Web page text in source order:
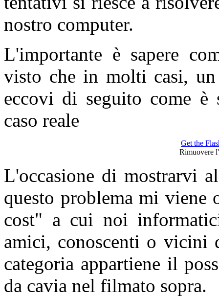
nostro computer.
L'importante è sapere
visto che in molti casi,
eccovi di seguito come
caso reale
Get the
Rimuovere
L'occasione di mostrarvi
questo problema mi
cost" a cui noi
amici, conoscenti o vicini
categoria appartiene il
da cavia nel filmato sopra.